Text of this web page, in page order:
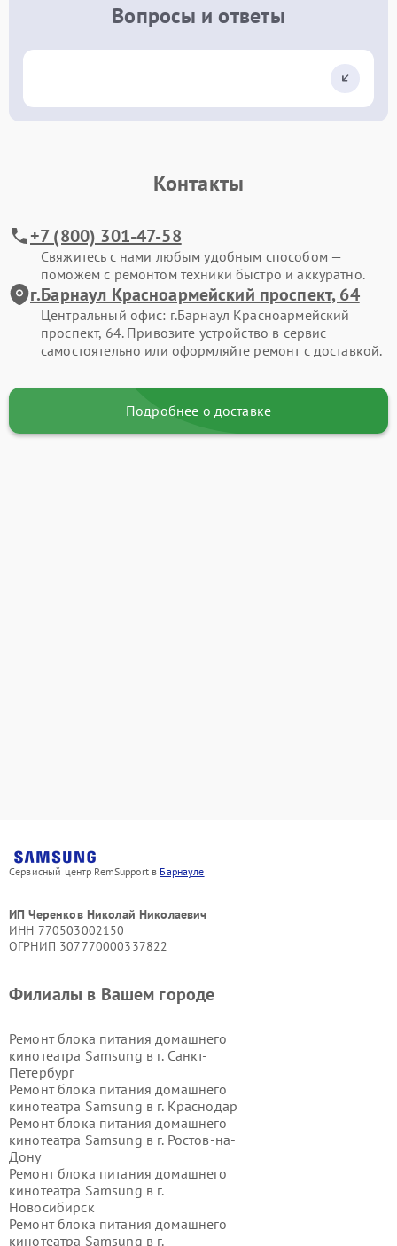
Вопросы и ответы
Контакты
+7 (800) 301-47-58
Свяжитесь с нами любым удобным способом —
поможем с ремонтом техники быстро и аккуратно.
г.Барнаул Красноармейский проспект, 64
Центральный офис: г.Барнаул Красноармейский
проспект, 64. Привозите устройство в сервис
самостоятельно или оформляйте ремонт с доставкой.
Подробнее о доставке
Сервисный центр RemSupport в Барнауле
ИП Черенков Николай Николаевич
ИНН 770503002150
ОГРНИП 307770000337822
Филиалы в Вашем городе
Ремонт блока питания домашнего
кинотеатра Samsung в г. Санкт-
Петербург
Ремонт блока питания домашнего
кинотеатра Samsung в г. Краснодар
Ремонт блока питания домашнего
кинотеатра Samsung в г. Ростов-на-
Дону
Ремонт блока питания домашнего
кинотеатра Samsung в г.
Новосибирск
Ремонт блока питания домашнего
кинотеатра Samsung в г.